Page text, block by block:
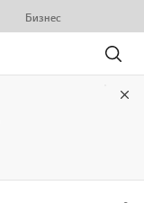
Бизнес
Поиск